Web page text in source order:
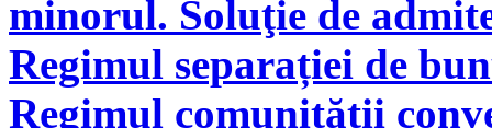
minorul. Soluţie de
Regimul separației de
Regimul comunității